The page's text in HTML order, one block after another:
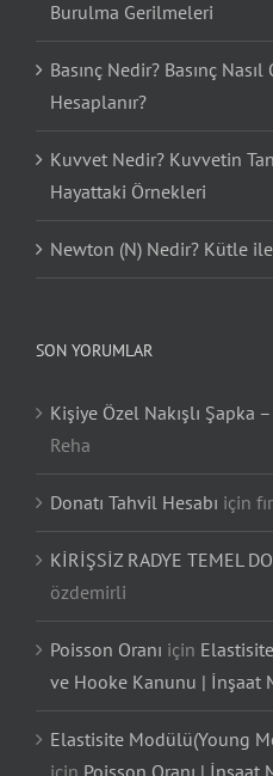
Burulma Gerilmeleri
Basınç Nedir? Basınç
Hesaplanır?
Kuvvet Nedir? Kuvvetin
Hayattaki Örnekleri
Newton (N) Nedir? Kütle ile
SON YORUMLAR
Kişiye Özel Nakışlı Şapka –
Reha
Donatı Tahvil Hesabı için
KİRİŞSİZ RADYE TEMEL
özdemirli
Poisson Oranı için
ve Hooke Kanunu | İnşaat
Elastisite Modülü(Young